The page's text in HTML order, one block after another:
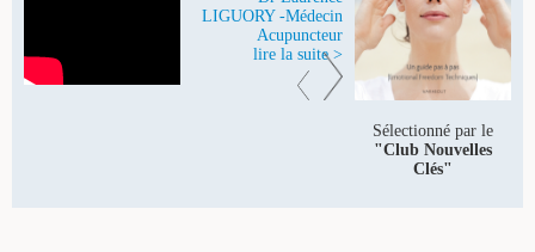
LIGUORY -Médecin
Acupuncteur
lire la suite >
Sélectionné par le
"Club Nouvelles
Clés"